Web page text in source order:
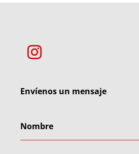
Envíenos un mensaje